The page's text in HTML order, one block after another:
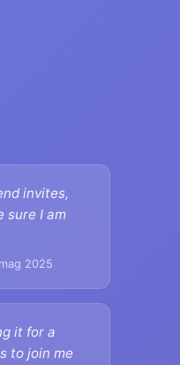
invites,
sure I am
2025
it for a
to join me